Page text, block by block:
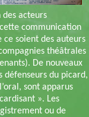
des acteurs
communication
ce soient des auteurs
théâtrales
De nouveaux
défenseurs du picard,
sont apparus
». Les
ou de